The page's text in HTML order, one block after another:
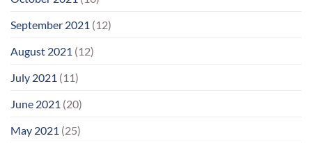
September 2021 (12)
August 2021 (12)
July 2021 (11)
June 2021 (20)
May 2021 (25)